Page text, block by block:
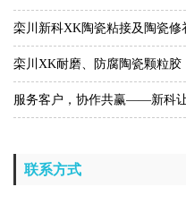
栾川新科XK陶瓷粘接及陶瓷修
栾川XK耐磨、防腐陶瓷颗粒胶
服务客户，协作共赢——新科让
联系方式